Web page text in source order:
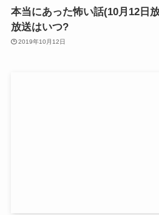
本当にあった怖い話(10月12日
放送はいつ?
2019年10月12日